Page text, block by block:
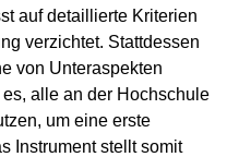
auf detaillierte Kriterien
verzichtet. Stattdessen
von Unteraspekten
alle an der Hochschule
um eine erste
Instrument stellt somit